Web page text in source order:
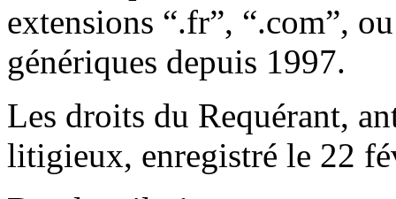
extensions “.fr”, “.com”,
génériques depuis 1997.
Les droits du Requérant,
litigieux, enregistré le 22